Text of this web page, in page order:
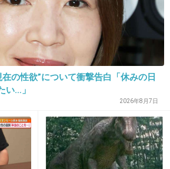
+59
常務取締役に乗り換えたの？
+250 -1
の性欲”について衝撃告白「休みの日
い…」
2026年8月7日